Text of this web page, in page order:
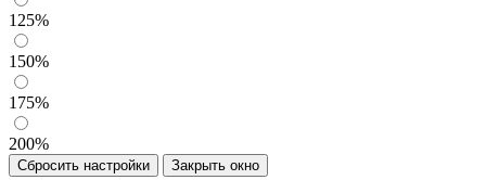
125%
150%
175%
200%
Сбросить настройки Закрыть окно